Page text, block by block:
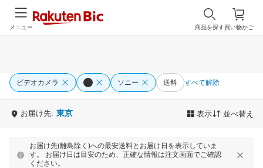
買い物かご
商品を探す
メニュー
ビデオカメラ ソニー 送料 すべて解除
お届け先: 東京 表示 並べ替え
お届け先(離島除く)への最安送料とお届け日を表示していま
す。 お届け日は目安のため、正確な情報は注文画面でご確認
ください。